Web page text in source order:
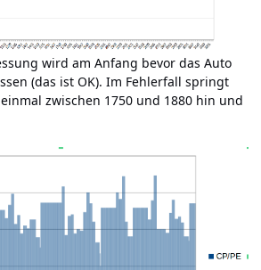
wird am Anfang bevor das Auto
(das ist OK). Im Fehlerfall springt
zwischen 1750 und 1880 hin und